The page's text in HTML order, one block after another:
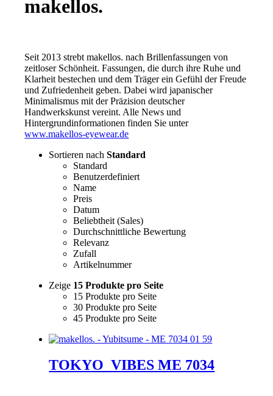
makellos.
Seit 2013 strebt makellos. nach Brillenfassungen von
zeitloser Schönheit. Fassungen, die durch ihre Ruhe und
Klarheit bestechen und dem Träger ein Gefühl der Freude
und Zufriedenheit geben. Dabei wird japanischer
Minimalismus mit der Präzision deutscher
Handwerkskunst vereint. Alle News und
Hintergrundinformationen finden Sie unter
www.makellos-eyewear.de
Sortieren nachStandard
Standard
Benutzerdefiniert
Name
Preis
Datum
Beliebtheit (Sales)
Durchschnittliche Bewertung
Relevanz
Zufall
Artikelnummer
Zeige 15 Produkte pro Seite
15 Produkte pro Seite
30 Produkte pro Seite
45 Produkte pro Seite
TOKYO_VIBES ME 7034